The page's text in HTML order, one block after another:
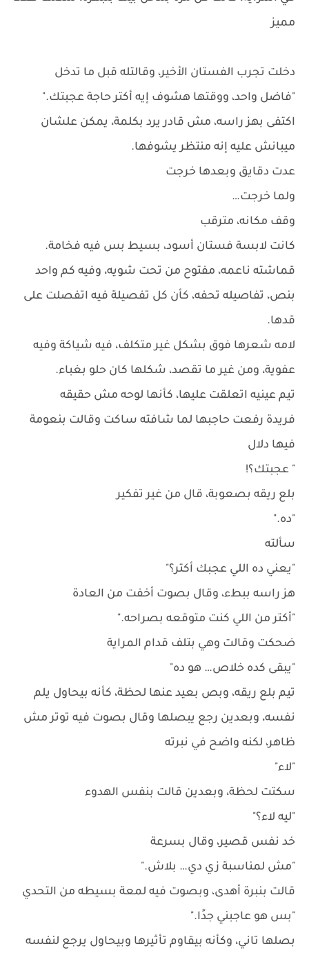
مميز
دخلت تجرب الفستان الأخير، وقالتله قبل ما تدخل
"فاضل واحد، ووقتها هشوف إيه أكتر حاجة عجبتك."
اكتفى بهز راسه، مش قادر يرد بكلمة، يمكن علشان
ميبانش عليه إنه منتظر يشوفها.
عدت دقايق وبعدها خرجت
ولما خرجت…
وقف مكانه، مترقب
كانت لابسة فستان أسود، بسيط بس فيه فخامة.
قماشته ناعمه، مفتوح من تحت شويه، وفيه كم واحد
بنص، تفاصيله تحفه، كأن كل تفصيلة فيه اتفصلت على
قدها.
لامه شعرها فوق بشكل غير متكلف، فيه شياكة وفيه
عفوية، ومن غير ما تقصد، شكلها كان حلو بغباء.
تيم عينيه اتعلقت عليها، كأنها لوحه مش حقيقه
فريدة رفعت حاجبها لما شافته ساكت وقالت بنعومة
فيها دلال
" عجبتك؟!
بلع ريقه بصعوبة، قال من غير تفكير
"ده."
سألته
"يعني ده اللي عجبك أكتر؟"
هز راسه ببطء، وقال بصوت أخفت من العادة
"أكتر من اللي كنت متوقعه بصراحه."
ضحكت وقالت وهي بتلف قدام المراية
"يبقى كده خلاص… هو ده"
تيم بلع ريقه، وبص بعيد عنها لحظة، كأنه بيحاول يلم
نفسه، وبعدين رجع يبصلها وقال بصوت فيه توتر مش
ظاهر، لكنه واضح في نبرته
"لاء"
سكتت لحظة، وبعدين قالت بنفس الهدوء
"ليه لاء؟"
خد نفس قصير، وقال بسرعة
"مش لمناسبة زي دي… بلاش."
قالت بنبرة أهدى، وبصوت فيه لمعة بسيطه من التحدي
"بس هو عاجبني جدًا."
بصلها تاني، وكأنه بيقاوم تأثيرها وبيحاول يرجع لنفسه